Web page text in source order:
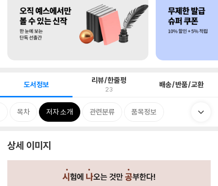
도서정보 리뷰/한줄평
23 배송/반품/교환
목차 저자 소개 관련분류 품목정보
상세 이미지